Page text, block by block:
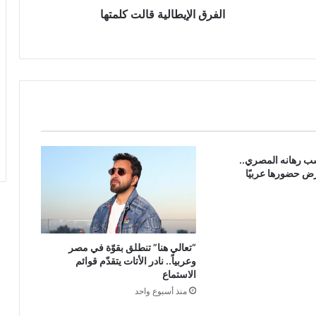
الفرق الإيطالية قالت كلمتها
رهانه المصري..
حضورها عربيًا
“تعالي هنا” تنطلق بقوّة في مصر
وعربياً.. نادر الأتات يتقدّم قوائم
الاستماع
منذ أسبوع واحد